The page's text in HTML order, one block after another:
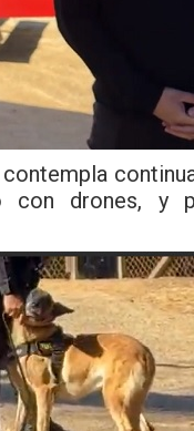
con drones, y